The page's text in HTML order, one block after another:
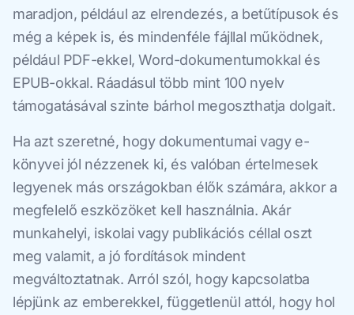
maradjon, például az elrendezés, a betűtípusok és
még a képek is, és mindenféle fájllal működnek,
például PDF-ekkel, Word-dokumentumokkal és
EPUB-okkal. Ráadásul több mint 100 nyelv
támogatásával szinte bárhol megoszthatja dolgait.
Ha azt szeretné, hogy dokumentumai vagy e-
könyvei jól nézzenek ki, és valóban értelmesek
legyenek más országokban élők számára, akkor a
megfelelő eszközöket kell használnia. Akár
munkahelyi, iskolai vagy publikációs céllal oszt
meg valamit, a jó fordítások mindent
megváltoztatnak. Arról szól, hogy kapcsolatba
lépjünk az emberekkel, függetlenül attól, hogy hol